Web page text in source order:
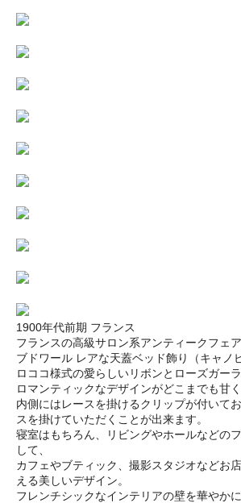
1900年代前期 フランス
フランスの高級サロン系アンティークフェ
ブドワール レアな天蓋ベッド飾り（キャノ
ロココ様式の愛らしいリボンとローズガー
ロマンティックなデザインがどこまでも甘
内側にはレースを掛けるクリップが付いて
スを掛けていただくことが出来ます。
寝室はもちろん、リビングやホールなどの
して、
カフェやブティック、撮影スタジオなどお
える美しいデザイン。
フレンチシックなインテリアの壁を華やかに